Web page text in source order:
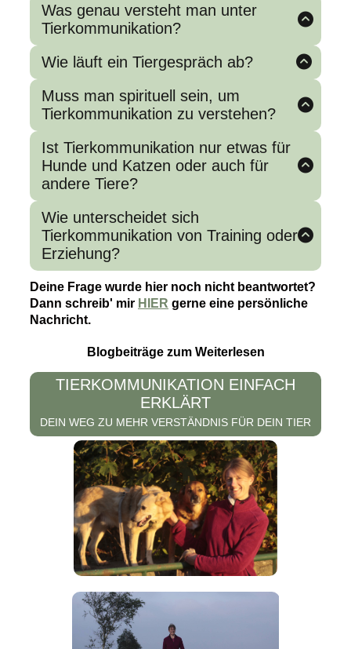
Was genau versteht man unter
Tierkommunikation?
Weg mit Tieren in Kontakt zu treten. Die
über Bilder, Gefühle, Gedanken oder
Körperempfindungen.
Wie läuft ein Tiergespräch ab?
Kontaktaufnahme zum Tier, gefolgt von Fragen
an das Tier und dem Empfang seiner Antworten.
Menschen weitergegeben.
Muss man spirituell sein, um
Tierkommunikation zu verstehen?
Spiritualität. Jeder Mensch hat die Fähigkeit, sie
zu lernen – es braucht nur Offenheit und Übung.
Ist Tierkommunikation nur etwas für
Hunde und Katzen oder auch für
andere Tiere?
möglich, ob Hund, Katze, Pferd oder Kleintier.
Die Verbindung entsteht unabhängig von der
Tierart. Tierkommunikation ist auch mit
Wie unterscheidet sich
Tierkommunikation von Training oder
Erziehung?
Training und Erziehung arbeiten mit Verhalten
und Signalen. Tierkommunikation geht tiefer,
weil sie Gefühle, Wünsche und innere
Botschaften des Tieres sichtbar macht.
Deine Frage wurde hier noch nicht beantwortet?
Dann schreib' mir HIER gerne eine persönliche
Nachricht.
Blogbeiträge zum Weiterlesen
TIERKOMMUNIKATION EINFACH
ERKLÄRT
DEIN WEG ZU MEHR VERSTÄNDNIS FÜR DEIN TIER